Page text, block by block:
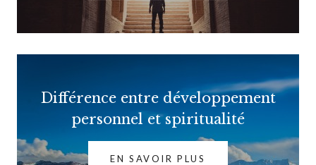
Différence entre développement
personnel et spiritualité
EN SAVOIR PLUS